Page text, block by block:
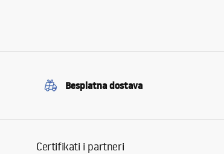
Besplatna dostava
Certifikati i partneri